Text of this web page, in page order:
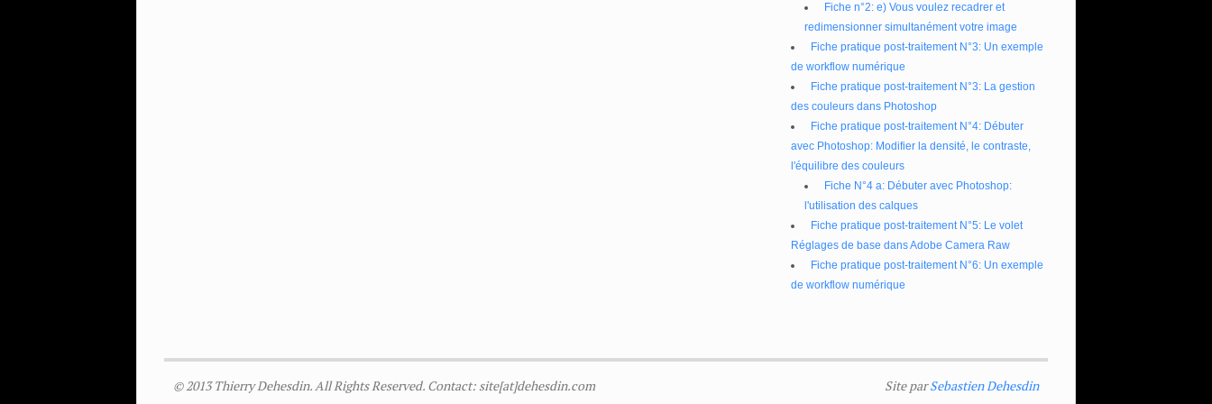
Fiche n°2: e) Vous voulez recadrer et
redimensionner simultanément votre image
Fiche pratique post-traitement N°3: Un exemple
de workflow numérique
Fiche pratique post-traitement N°3: La gestion
des couleurs dans Photoshop
Fiche pratique post-traitement N°4: Débuter
avec Photoshop: Modifier la densité, le contraste,
l'équilibre des couleurs
Fiche N°4 a: Débuter avec Photoshop:
l'utilisation des calques
Fiche pratique post-traitement N°5: Le volet
Réglages de base dans Adobe Camera Raw
Fiche pratique post-traitement N°6: Un exemple
de workflow numérique
© 2013 Thierry Dehesdin. All Rights Reserved. Contact: site[at]dehesdin.com Site parSebastien Dehesdin